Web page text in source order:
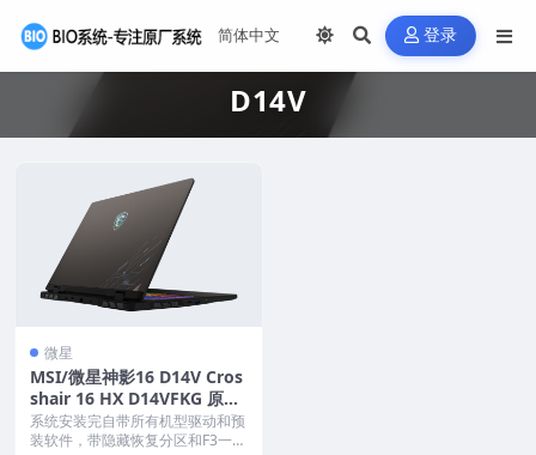
登录
D14V
微星
MSI/微星神影16 D14V Cros
shair 16 HX D14VFKG 原厂
Windows11系统 工厂文件
带F3一键还原
系统安装完自带所有机型驱动和预
装软件，带隐藏恢复分区和F3一键